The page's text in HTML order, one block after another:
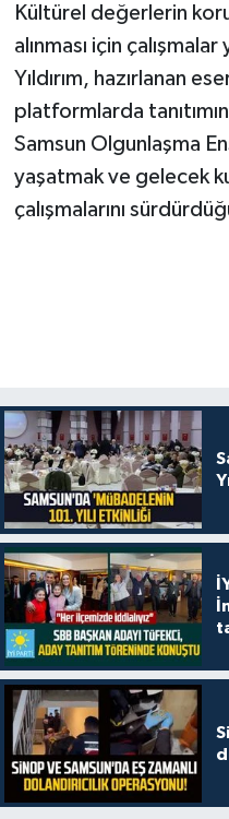
Kültürel değerlerin
alınması için
Yıldırım, hazırlanan
platformlarda
Samsun Olgunlaşma
yaşatmak ve gelecek
çalışmalarını